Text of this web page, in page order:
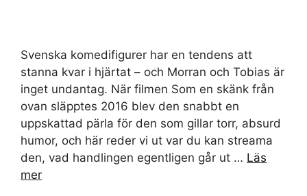
Svenska komedifigurer har en tendens att
stanna kvar i hjärtat – och Morran och Tobias är
inget undantag. När filmen Som en skänk från
ovan släpptes 2016 blev den snabbt en
uppskattad pärla för den som gillar torr, absurd
humor, och här reder vi ut var du kan streama
den, vad handlingen egentligen går ut … Läs
mer